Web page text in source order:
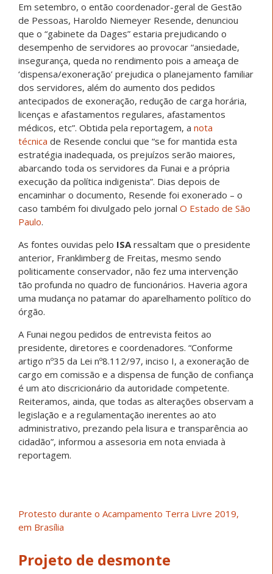
Em setembro, o então coordenador-geral de Gestão
de Pessoas, Haroldo Niemeyer Resende, denunciou
que o “gabinete da Dages” estaria prejudicando o
desempenho de servidores ao provocar “ansiedade,
insegurança, queda no rendimento pois a ameaça de
‘dispensa/exoneração’ prejudica o planejamento familiar
dos servidores, além do aumento dos pedidos
antecipados de exoneração, redução de carga horária,
licenças e afastamentos regulares, afastamentos
médicos, etc”. Obtida pela reportagem, a nota
técnica de Resende conclui que “se for mantida esta
estratégia inadequada, os prejuízos serão maiores,
abarcando toda os servidores da Funai e a própria
execução da política indigenista”. Dias depois de
encaminhar o documento, Resende foi exonerado – o
caso também foi divulgado pelo jornal O Estado de São
Paulo.
As fontes ouvidas pelo ISAressaltam que o presidente
anterior, Franklimberg de Freitas, mesmo sendo
politicamente conservador, não fez uma intervenção
tão profunda no quadro de funcionários. Haveria agora
uma mudança no patamar do aparelhamento político do
órgão.
A Funai negou pedidos de entrevista feitos ao
presidente, diretores e coordenadores. “Conforme
artigo nº35 da Lei nº8.112/97, inciso I, a exoneração de
cargo em comissão e a dispensa de função de confiança
é um ato discricionário da autoridade competente.
Reiteramos, ainda, que todas as alterações observam a
legislação e a regulamentação inerentes ao ato
administrativo, prezando pela lisura e transparência ao
cidadão”, informou a assesoria em nota enviada à
reportagem.
Protesto durante o Acampamento Terra Livre 2019,
em Brasília
Projeto de desmonte